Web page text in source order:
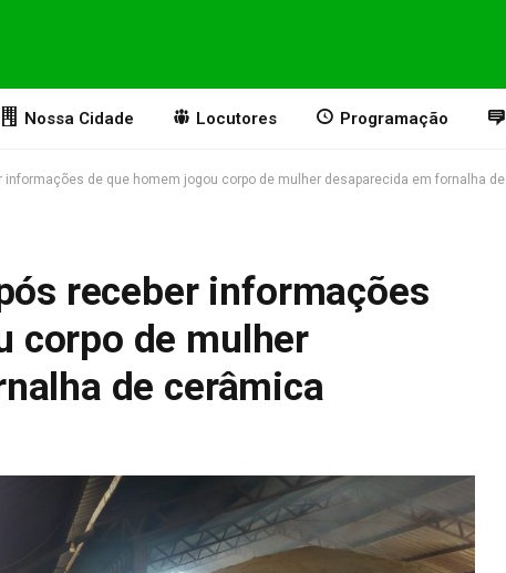
Nossa Cidade Locutores Programação
informações de que homem jogou corpo de mulher desaparecida em fornalha
receber informações
corpo de mulher
de cerâmica